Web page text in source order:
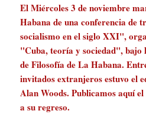
El Miércoles 3 de noviembre
Habana de una conferencia de
socialismo en el siglo XXI",
"Cuba, teoría y sociedad", bajo
de Filosofía de La Habana.
invitados extranjeros estuvo el
Alan Woods. Publicamos aquí
a su regreso.